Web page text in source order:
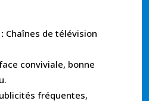
Chaînes de télévision
conviviale, bonne
fréquentes,